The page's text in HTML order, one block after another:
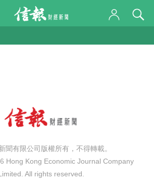
聞有限公司版權所有，不得轉載。
Hong Kong Economic Journal Company
All rights reserved.